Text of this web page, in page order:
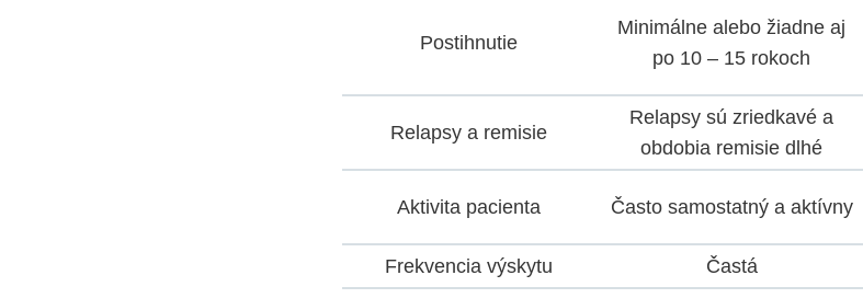
Postihnutie
Minimálne alebo žiadne aj
po 10 – 15 rokoch
Relapsy a remisie
Relapsy sú zriedkavé a
obdobia remisie dlhé
Aktivita pacienta Často samostatný a aktívny
Frekvencia výskytu
Častá